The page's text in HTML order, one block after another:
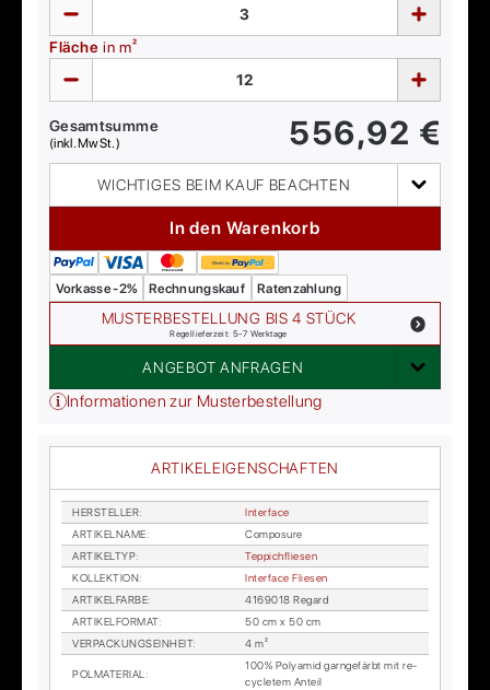
Fläche in m²
Gesamtsumme
(inkl. MwSt.) 556,92 €
WICHTIGES BEIM KAUF BEACHTEN
In den Warenkorb
Vorkasse -2% Rechnungskauf Ratenzahlung
MUSTERBESTELLUNG BIS 4 STÜCK
Regellieferzeit: 5-7 Werktage
ANGEBOT ANFRAGEN
Informationen zur Musterbestellung
ARTIKELEIGENSCHAFTEN
HER­STEL­LER:
In­ter­face
AR­TI­KEL­NA­ME:
Com­po­sure
AR­TI­KEL­TYP:
Tep­pich­flie­sen
KOL­LEK­TI­ON:
In­ter­face Flie­sen
AR­TI­KEL­FAR­BE:
4169018 Re­gard
AR­TI­KEL­FOR­MAT:
50 cm x 50 cm
VER­PA­CKUNGS­EIN­HEIT: 4 m²
POL­MA­TE­RI­AL :
100% Po­ly­amid garn­ge­färbt mit re­
cy­cle­tem An­teil